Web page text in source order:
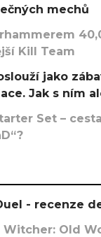
mechů
Kill Team
jako
Jak s ním
Set –
- recenze
Witcher: Old